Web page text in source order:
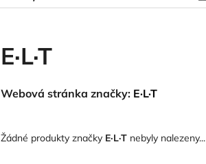
E·L·T
Webová stránka značky: E·L·T
Žádné produkty značky E·L·T nebyly nalezeny...